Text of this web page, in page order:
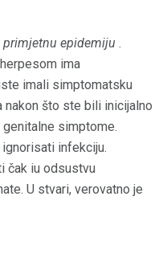
epidemiju .
ima
imali simptomatsku
nakon što ste bili inicijalno
simptome.
infekciju.
čak iu odsustvu
U stvari, verovatno je